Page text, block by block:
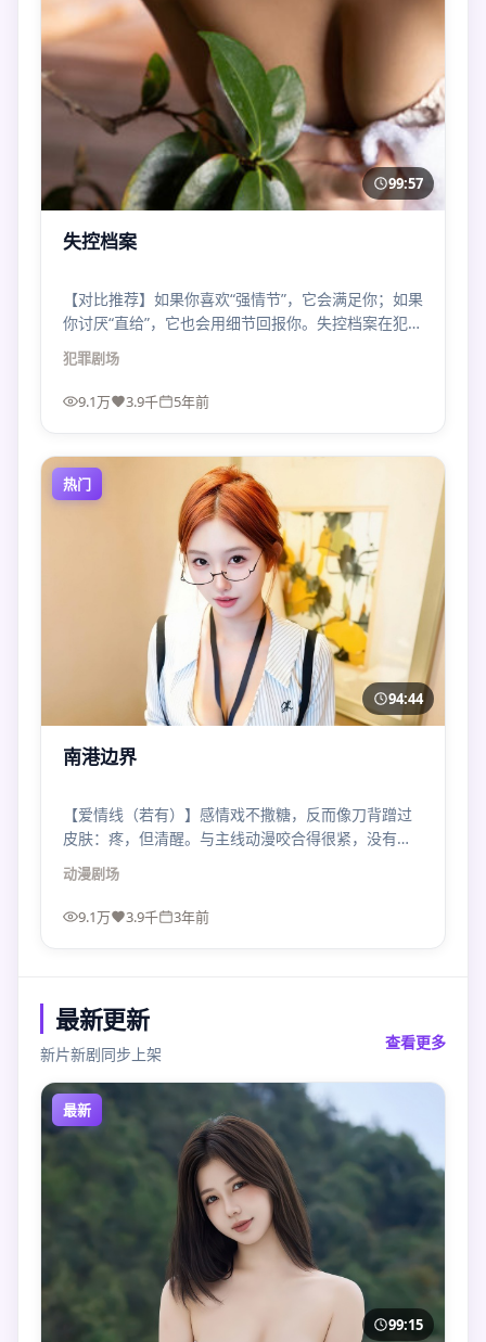
99:57
失控档案
【对比推荐】如果你喜欢“强情节”，它会满足你；如果
你讨厌“直给”，它也会用细节回报你。失控档案在犯罪
谱系里位置很刁钻。
犯罪剧场
9.1万 3.9千 5年前
热门
94:44
南港边界
【爱情线（若有）】感情戏不撒糖，反而像刀背蹭过
皮肤：疼，但清醒。与主线动漫咬合得很紧，没有为
虐而虐。
动漫剧场
9.1万 3.9千 3年前
最新更新
新片新剧同步上架
查看更多
最新
99:15